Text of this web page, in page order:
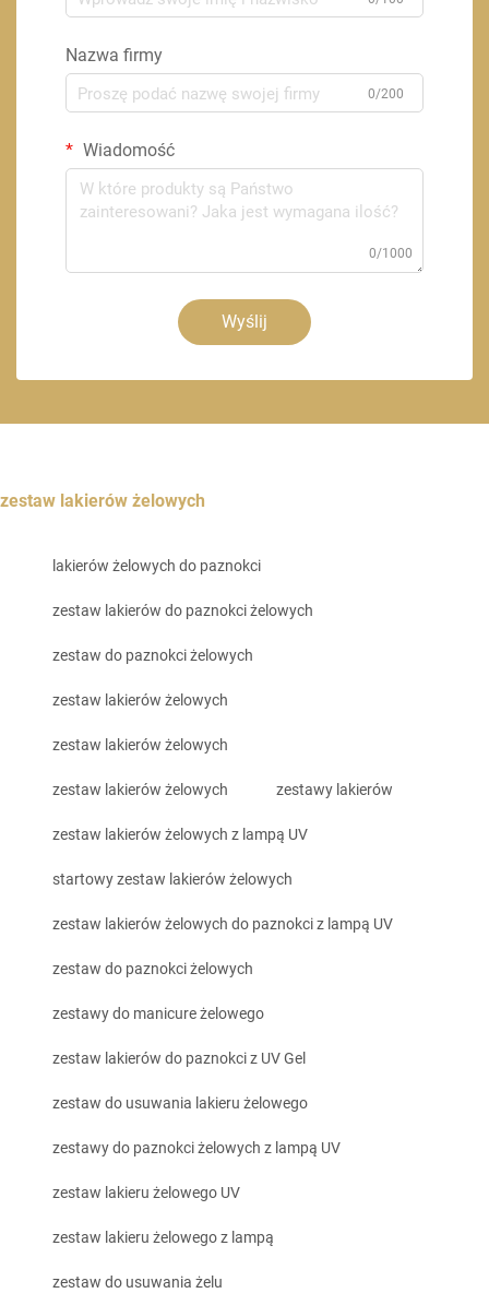
Nazwa firmy
0/200
Wiadomość
0/1000
Wyślij
zestaw lakierów żelowych
lakierów żelowych do paznokci
zestaw lakierów do paznokci żelowych
zestaw do paznokci żelowych
zestaw lakierów żelowych
zestaw lakierów żelowych
zestaw lakierów żelowych zestawy lakierów
zestaw lakierów żelowych z lampą UV
startowy zestaw lakierów żelowych
zestaw lakierów żelowych do paznokci z lampą UV
zestaw do paznokci żelowych
zestawy do manicure żelowego
zestaw lakierów do paznokci z UV Gel
zestaw do usuwania lakieru żelowego
zestawy do paznokci żelowych z lampą UV
zestaw lakieru żelowego UV
zestaw lakieru żelowego z lampą
zestaw do usuwania żelu